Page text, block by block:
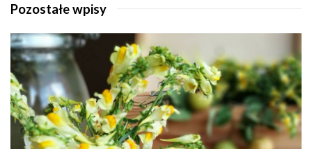
Pozostałe wpisy